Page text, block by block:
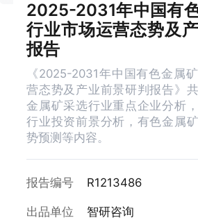
2025-2031年中国有
行业市场运营态势及
报告
《2025-2031年中国有色金属
营态势及产业前景研判报告》
金属矿采选行业重点企业分析
行业投资前景分析，有色金属
势预测等内容。
报告编号 R1213486
出品单位 智研咨询